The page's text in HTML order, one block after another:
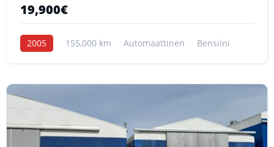
19,900€
2005 155,000 km Automaattinen Bensiini